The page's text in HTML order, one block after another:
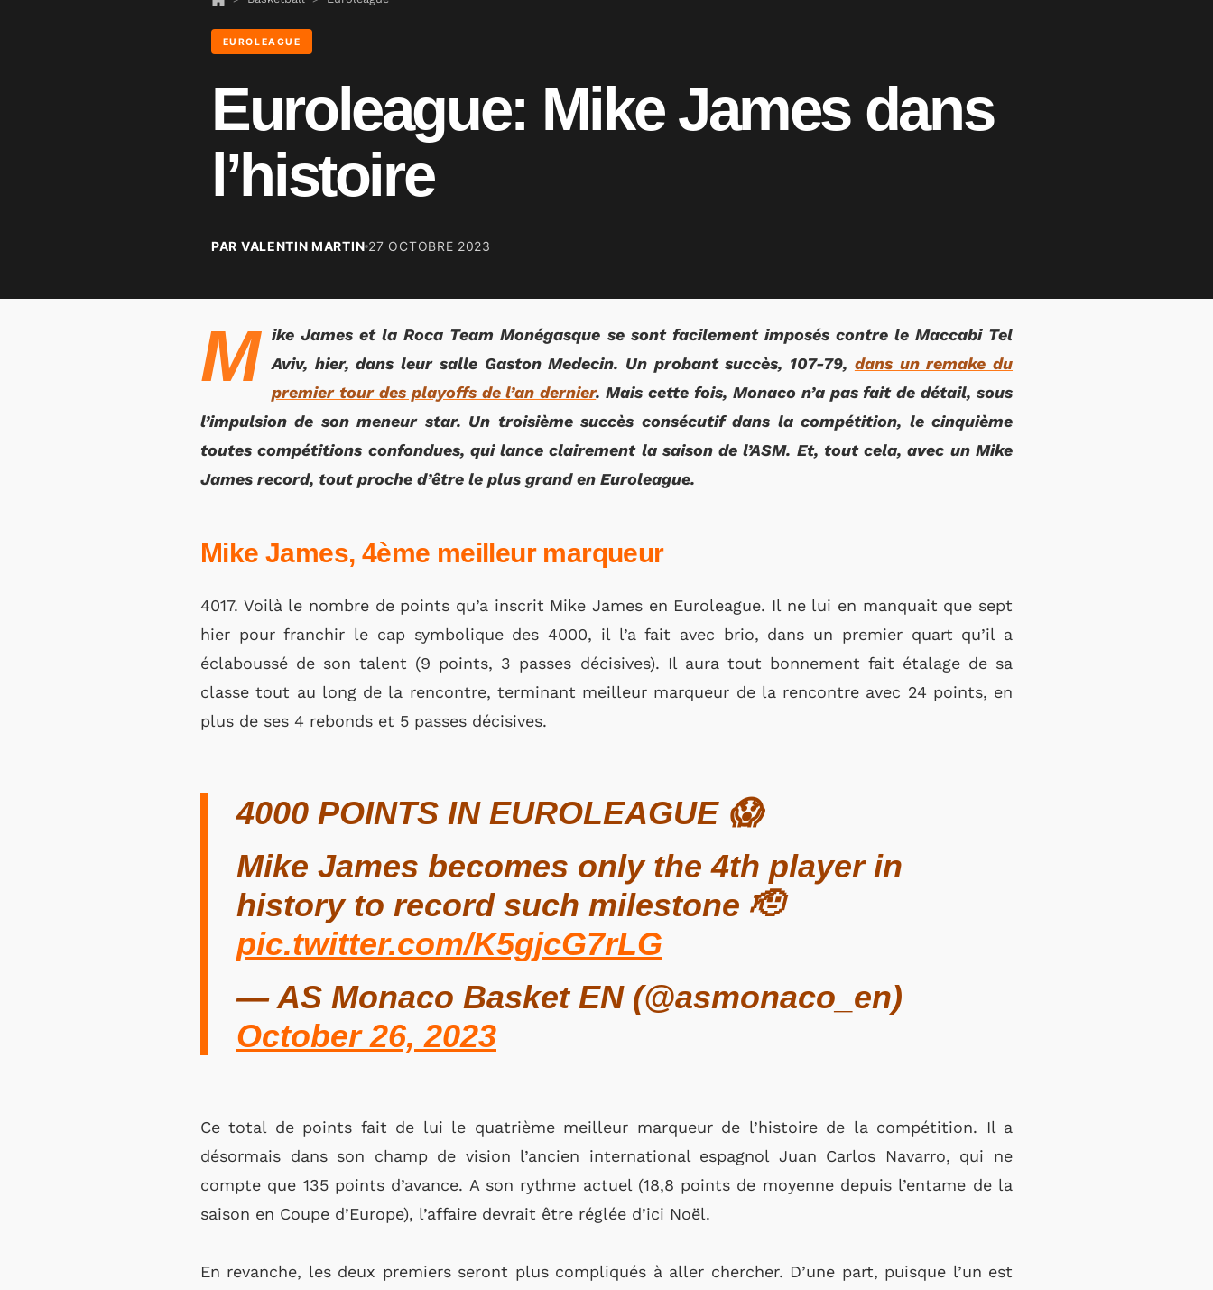
EUROLEAGUE
Euroleague: Mike James dans
l’histoire
PAR VALENTIN MARTIN 27 OCTOBRE 2023
M ike James et la Roca Team Monégasque se sont facilement imposés contre le Maccabi Tel
Aviv, hier, dans leur salle Gaston Medecin. Un probant succès, 107-79, dans un remake du
premier tour des playoffs de l’an dernier. Mais cette fois, Monaco n’a pas fait de détail, sous
l’impulsion de son meneur star. Un troisième succès consécutif dans la compétition, le cinquième
toutes compétitions confondues, qui lance clairement la saison de l’ASM. Et, tout cela, avec un Mike
James record, tout proche d’être le plus grand en Euroleague.
Mike James, 4ème meilleur marqueur
4017. Voilà le nombre de points qu’a inscrit Mike James en Euroleague. Il ne lui en manquait que sept
hier pour franchir le cap symbolique des 4000, il l’a fait avec brio, dans un premier quart qu’il a
éclaboussé de son talent (9 points, 3 passes décisives). Il aura tout bonnement fait étalage de sa
classe tout au long de la rencontre, terminant meilleur marqueur de la rencontre avec 24 points, en
plus de ses 4 rebonds et 5 passes décisives.
4000 POINTS IN EUROLEAGUE 😱
Mike James becomes only the 4th player in
history to record such milestone 🫡
pic.twitter.com/K5gjcG7rLG
— AS Monaco Basket EN (@asmonaco_en)
October 26, 2023
Ce total de points fait de lui le quatrième meilleur marqueur de l’histoire de la compétition. Il a
désormais dans son champ de vision l’ancien international espagnol Juan Carlos Navarro, qui ne
compte que 135 points d’avance. A son rythme actuel (18,8 points de moyenne depuis l’entame de la
saison en Coupe d’Europe), l’affaire devrait être réglée d’ici Noël.
En revanche, les deux premiers seront plus compliqués à aller chercher. D’une part, puisque l’un est